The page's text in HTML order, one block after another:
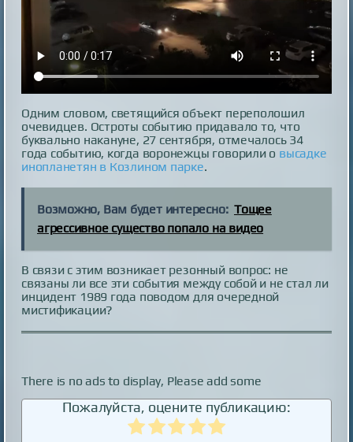
Одним словом, светящийся объект переполошил
очевидцев. Остроты событию придавало то, что
буквально накануне, 27 сентября, отмечалось 34
года событию, когда воронежцы говорили о высадке
инопланетян в Козлином парке.
Возможно, Вам будет интересно: Тощее
агрессивное существо попало на видео
В связи с этим возникает резонный вопрос: не
связаны ли все эти события между собой и не стал ли
инцидент 1989 года поводом для очередной
мистификации?
There is no ads to display, Please add some
Пожалуйста, оцените публикацию: